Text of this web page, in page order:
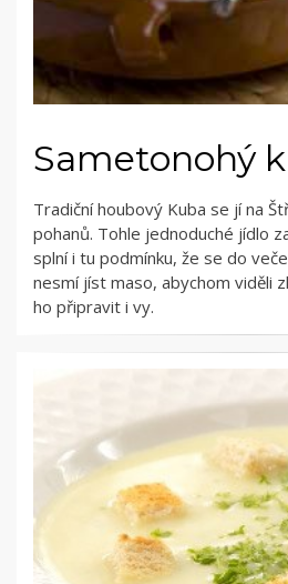
Sametonohý
Tradiční houbový Kuba se jí na
pohanů. Tohle jednoduché jídlo
splní i tu podmínku, že se do
nesmí jíst maso, abychom viděli
ho připravit i vy.